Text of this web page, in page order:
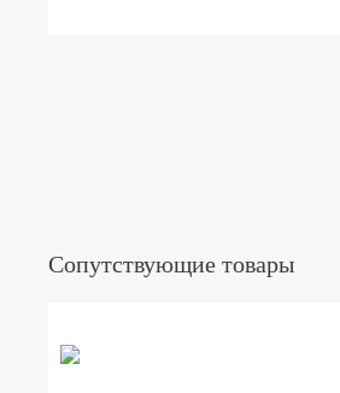
Сопутствующие товары